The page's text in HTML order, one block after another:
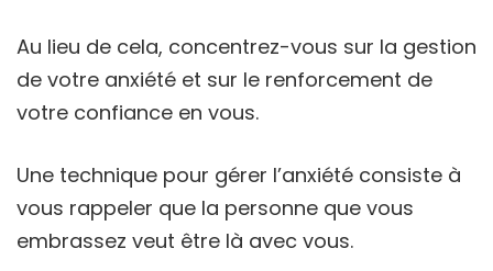
Au lieu de cela, concentrez-vous sur la gestion
de votre anxiété et sur le renforcement de
votre confiance en vous.
Une technique pour gérer l’anxiété consiste à
vous rappeler que la personne que vous
embrassez veut être là avec vous.